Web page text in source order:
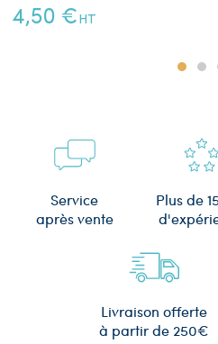
4,50 € HT
Service
après vente
Plus de
Livraison offerte
à partir de 250€